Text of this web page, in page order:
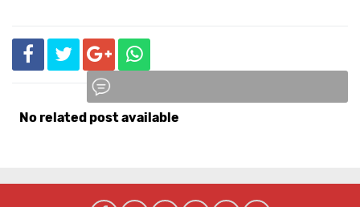
No related post available